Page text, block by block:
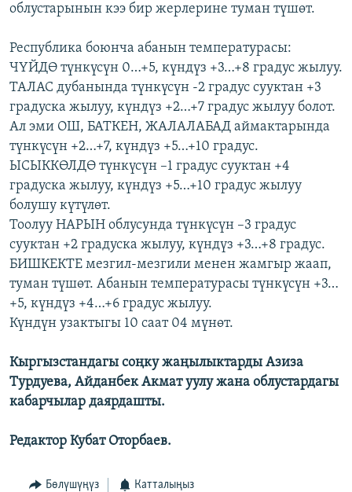
ЭЖЕ-СИҢДИЛЕР
АЗАТТЫК+
ЫҢГАЙСЫЗ СУРООЛОР
ОНЛАЙН ШЕРИНЕ
ЭЕ/АРнун бардык сайттары
облустарынын кээ бир жерлерине туман түшөт.
Республика боюнча абанын температурасы:
ЧҮЙДӨ түнкүсүн 0…+5, күндүз +3…+8 градус жылуу.
ТАЛАС дубанында түнкүсүн -2 градус сууктан +3
градуска жылуу, күндүз +2…+7 градус жылуу болот.
Ал эми ОШ, БАТКЕН, ЖАЛАЛАБАД аймактарында
түнкүсүн +2…+7, күндүз +5…+10 градус.
ЫСЫККӨЛДӨ түнкүсүн –1 градус сууктан +4
градуска жылуу, күндүз +5…+10 градус жылуу
болушу күтүлөт.
Тоолуу НАРЫН облусунда түнкүсүн –3 градус
сууктан +2 градуска жылуу, күндүз +3…+8 градус.
БИШКЕКТЕ мезгил-мезгили менен жамгыр жаап,
туман түшөт. Абанын температурасы түнкүсүн +3…
+5, күндүз +4…+6 градус жылуу.
Күндүн узактыгы 10 саат 04 мүнөт.
Кыргызстандагы соңку жаңылыктарды Азиза
Турдуева, Айданбек Акмат уулу жана облустардагы
кабарчылар даярдашты.
Редактор Кубат Оторбаев.
Бөлүшүңүз Катталыңыз